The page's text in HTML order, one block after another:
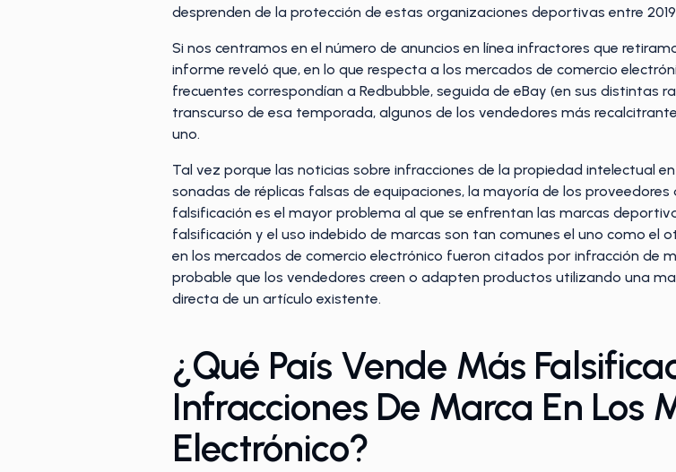
desprenden de la protección de estas organizaciones deportivas entre
Si nos centramos en el número de anuncios en línea infractores que
informe reveló que, en lo que respecta a los mercados de comercio
frecuentes correspondían a Redbubble, seguida de eBay (en sus distintas
transcurso de esa temporada, algunos de los vendedores más
uno.
Tal vez porque las noticias sobre infracciones de la propiedad intelectual
sonadas de réplicas falsas de equipaciones, la mayoría de los
falsificación es el mayor problema al que se enfrentan las marcas
falsificación y el uso indebido de marcas son tan comunes el uno como el
en los mercados de comercio electrónico fueron citados por infracción de
probable que los vendedores creen o adapten productos utilizando una
directa de un artículo existente.
¿Qué País Vende Más
Infracciones De Marca En Los
Electrónico?